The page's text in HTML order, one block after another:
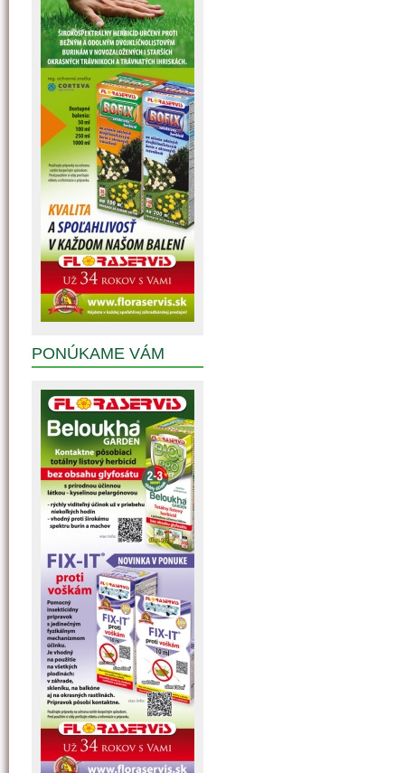
PONÚKAME VÁM